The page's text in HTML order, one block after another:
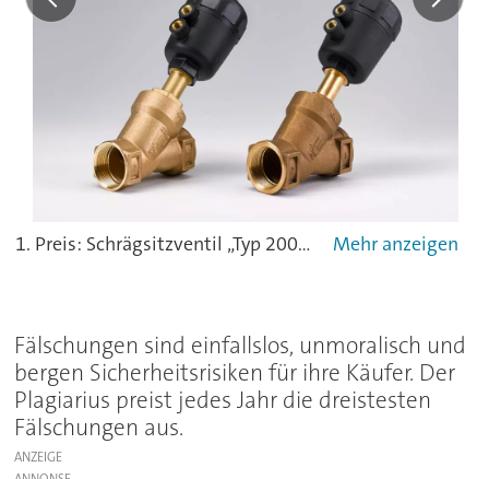
1. Preis: Schrägsitzventil „Typ 2000“ (Einsatz: Dampfanwendungen z.B. in der Textilindustrie)Links Original: Bürkert Werke GmbH & Co. KG, Ingelfingen, DeutschlandRechts Plagiat: Ningbo ACME Industrial Automation Co., Ltd., Ningbo, VR ChinaDer Nachahmer hat ein ganzes Produktprogramm kopiert. Er verletzt die international registrierte Bildmarke (4 Streifen) und das u.a. in China eingetragene Design. Bei der 1:1 Kopie des Ventils wurden alle Bürkert-typischen Designelemente, wie z.B. die Rahmen um die Zahlen beim Messingventilgehäuse, übernommen, so dass Verwechslungsgefahr besteht.
Fälschungen sind einfallslos, unmoralisch und
bergen Sicherheitsrisiken für ihre Käufer. Der
Plagiarius preist jedes Jahr die dreistesten
Fälschungen aus.
ANZEIGE